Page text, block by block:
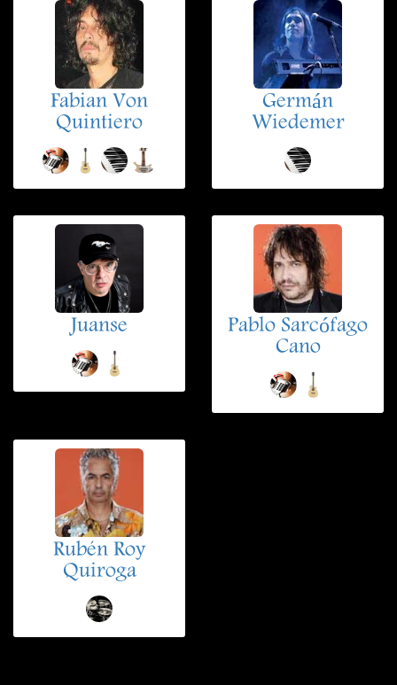
Fabian Von
Quintiero
Germán
Wiedemer
Juanse
Pablo Sarcófago
Cano
Rubén Roy
Quiroga